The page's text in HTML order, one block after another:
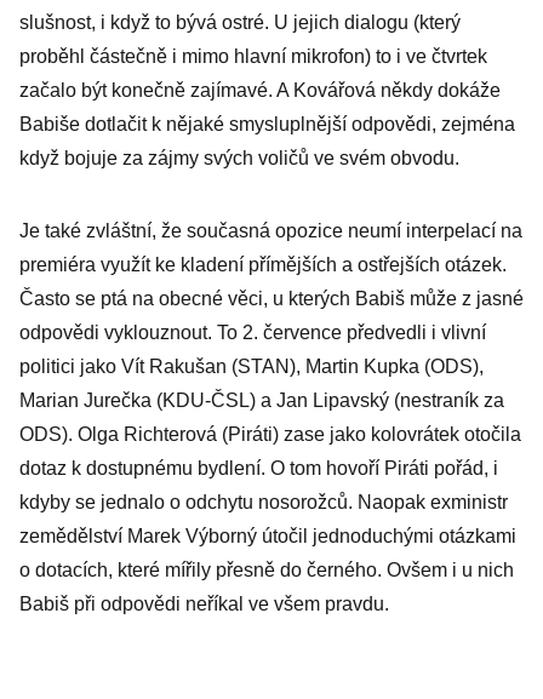
slušnost, i když to bývá ostré. U jejich dialogu (který
proběhl částečně i mimo hlavní mikrofon) to i ve čtvrtek
začalo být konečně zajímavé. A Kovářová někdy dokáže
Babiše dotlačit k nějaké smysluplnější odpovědi, zejména
když bojuje za zájmy svých voličů ve svém obvodu.
Je také zvláštní, že současná opozice neumí interpelací na
premiéra využít ke kladení přímějších a ostřejších otázek.
Často se ptá na obecné věci, u kterých Babiš může z jasné
odpovědi vyklouznout. To 2. července předvedli i vlivní
politici jako Vít Rakušan (STAN), Martin Kupka (ODS),
Marian Jurečka (KDU-ČSL) a Jan Lipavský (nestraník za
ODS). Olga Richterová (Piráti) zase jako kolovrátek otočila
dotaz k dostupnému bydlení. O tom hovoří Piráti pořád, i
kdyby se jednalo o odchytu nosorožců. Naopak exministr
zemědělství Marek Výborný útočil jednoduchými otázkami
o dotacích, které mířily přesně do černého. Ovšem i u nich
Babiš při odpovědi neříkal ve všem pravdu.